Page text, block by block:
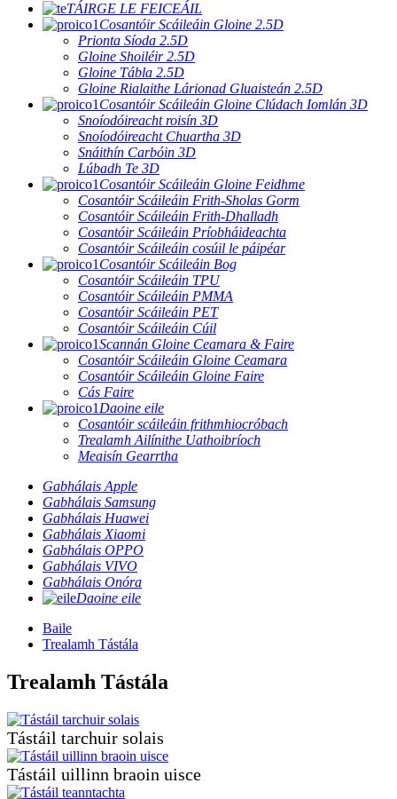
TÁIRGE LE FEICEÁIL
Cosantóir Scáileáin Gloine 2.5D
Prionta Síoda ​​2.5D
Gloine Shoiléir 2.5D
Gloine Tábla 2.5D
Gloine Rialaithe Lárionad Gluaisteán 2.5D
Cosantóir Scáileáin Gloine Clúdach Iomlán 3D
Snoíodóireacht roisín 3D
Snoíodóireacht Chuartha 3D
Snáithín Carbóin 3D
Lúbadh Te 3D
Cosantóir Scáileáin Gloine Feidhme
Cosantóir Scáileáin Frith-Sholas Gorm
Cosantóir Scáileáin Frith-Dhalladh
Cosantóir Scáileáin Príobháideachta
Cosantóir Scáileáin cosúil le páipéar
Cosantóir Scáileáin Bog
Cosantóir Scáileáin TPU
Cosantóir Scáileáin PMMA
Cosantóir Scáileáin PET
Cosantóir Scáileáin Cúil
Scannán Gloine Ceamara & Faire
Cosantóir Scáileáin Gloine Ceamara
Cosantóir Scáileáin Gloine Faire
Cás Faire
Daoine eile
Cosantóir scáileáin frithmhiocróbach
Trealamh Ailínithe Uathoibríoch
Meaisín Gearrtha
Gabhálais Apple
Gabhálais Samsung
Gabhálais Huawei
Gabhálais Xiaomi
Gabhálais OPPO
Gabhálais VIVO
Gabhálais Onóra
Daoine eile
Baile
Trealamh Tástála
Trealamh Tástála
Tástáil tarchuir solais
Tástáil uillinn braoin uisce